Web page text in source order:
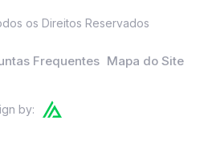
os Direitos Reservados
Frequentes Mapa do Site
by: